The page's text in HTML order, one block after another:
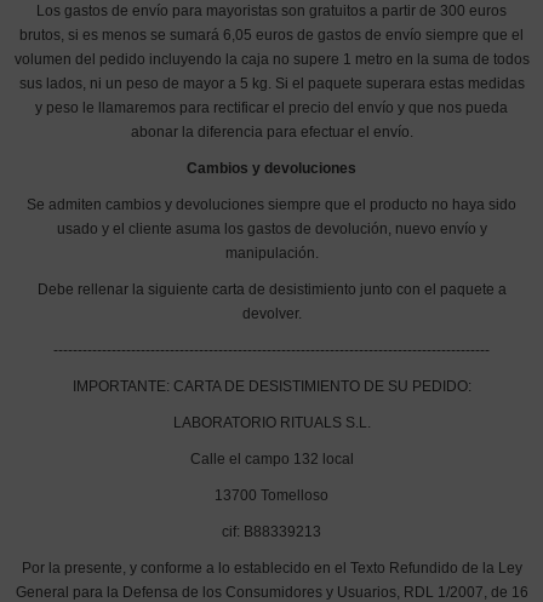
Los gastos de envío para mayoristas son gratuitos a partir de 300 euros
brutos, si es menos se sumará 6,05 euros de gastos de envío siempre que el
volumen del pedido incluyendo la caja no supere 1 metro en la suma de todos
sus lados, ni un peso de mayor a 5 kg. Si el paquete superara estas medidas
y peso le llamaremos para rectificar el precio del envío y que nos pueda
abonar la diferencia para efectuar el envío.
Cambios y devoluciones
Se admiten cambios y devoluciones siempre que el producto no haya sido
usado y el cliente asuma los gastos de devolución, nuevo envío y
manipulación.
Debe rellenar la siguiente carta de desistimiento junto con el paquete a
devolver.
------------------------------------------------------------------------------------------
IMPORTANTE: CARTA DE DESISTIMIENTO DE SU PEDIDO:
LABORATORIO RITUALS S.L.
Calle el campo 132 local
13700 Tomelloso
cif: B88339213
Por la presente, y conforme a lo establecido en el Texto Refundido de la Ley
General para la Defensa de los Consumidores y Usuarios, RDL 1/2007, de 16